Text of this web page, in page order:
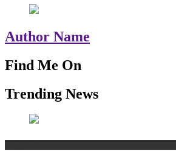
Author Name
Find Me On
Trending News